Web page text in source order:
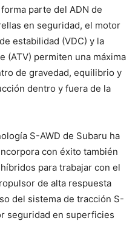
parte del ADN de
en seguridad, el motor
estabilidad (VDC) y la
(ATV) permiten una máxima
de gravedad, equilibrio y
dentro y fuera de la
S-AWD de Subaru ha
con éxito también
para trabajar con el
de alta respuesta
del sistema de tracción S-
seguridad en superficies